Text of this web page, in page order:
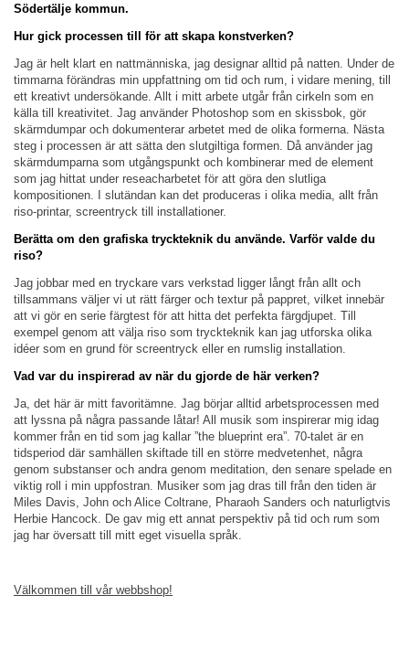
Södertälje kommun.
Hur gick processen till för att skapa konstverken?
Jag är helt klart en nattmänniska, jag designar alltid på natten. Under de
timmarna förändras min uppfattning om tid och rum, i vidare mening, till
ett kreativt undersökande. Allt i mitt arbete utgår från cirkeln som en
källa till kreativitet. Jag använder Photoshop som en skissbok, gör
skärmdumpar och dokumenterar arbetet med de olika formerna. Nästa
steg i processen är att sätta den slutgiltiga formen. Då använder jag
skärmdumparna som utgångspunkt och kombinerar med de element
som jag hittat under reseacharbetet för att göra den slutliga
kompositionen. I slutändan kan det produceras i olika media, allt från
riso-printar, screentryck till installationer.
Berätta om den grafiska tryckteknik du använde. Varför valde du
riso?
Jag jobbar med en tryckare vars verkstad ligger långt från allt och
tillsammans väljer vi ut rätt färger och textur på pappret, vilket innebär
att vi gör en serie färgtest för att hitta det perfekta färgdjupet. Till
exempel genom att välja riso som tryckteknik kan jag utforska olika
idéer som en grund för screentryck eller en rumslig installation.
Vad var du inspirerad av när du gjorde de här verken?
Ja, det här är mitt favoritämne. Jag börjar alltid arbetsprocessen med
att lyssna på några passande låtar! All musik som inspirerar mig idag
kommer från en tid som jag kallar ”the blueprint era”. 70-talet är en
tidsperiod där samhällen skiftade till en större medvetenhet, några
genom substanser och andra genom meditation, den senare spelade en
viktig roll i min uppfostran. Musiker som jag dras till från den tiden är
Miles Davis, John och Alice Coltrane, Pharaoh Sanders och naturligtvis
Herbie Hancock. De gav mig ett annat perspektiv på tid och rum som
jag har översatt till mitt eget visuella språk.
Välkommen till vår webbshop!